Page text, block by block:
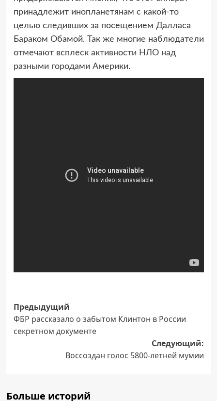
принадлежит инопланетянам с какой-то
целью следивших за посещением Далласа
Бараком Обамой. Так же многие наблюдатели
отмечают всплеск активности НЛО над
разными городами Америки.
Навигация
записи
Предыдущий
ФБР рассказало о забытом Клинтон в России
секретном документе
Следующий:
Воссоздан голос 5800-летней мумии
Больше историй